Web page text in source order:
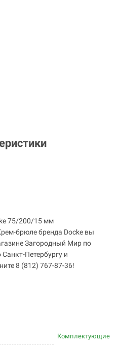
75/200/15 мм
брюле бренда Docke вы
Загородный Мир по
Петербургу и
8 (812) 767-87-36!
Комплектующие